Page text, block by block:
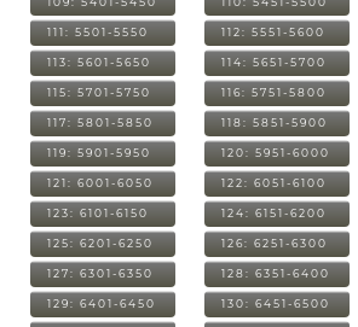
111: 5501-5550 112: 5551-5600
113: 5601-5650 114: 5651-5700
115: 5701-5750 116: 5751-5800
117: 5801-5850 118: 5851-5900
119: 5901-5950 120: 5951-6000
121: 6001-6050 122: 6051-6100
123: 6101-6150 124: 6151-6200
125: 6201-6250 126: 6251-6300
127: 6301-6350 128: 6351-6400
129: 6401-6450 130: 6451-6500